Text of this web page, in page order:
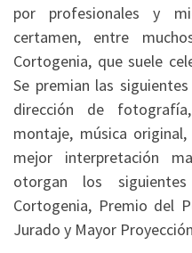
por profesionales y
certamen, entre
Cortogenia, que suele
Se premian las
dirección de
montaje, música
mejor interpretación
otorgan los
Cortogenia, Premio del
Jurado y Mayor